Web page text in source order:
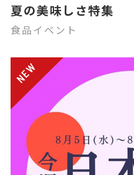
夏の美味しさ特集
食品イベント